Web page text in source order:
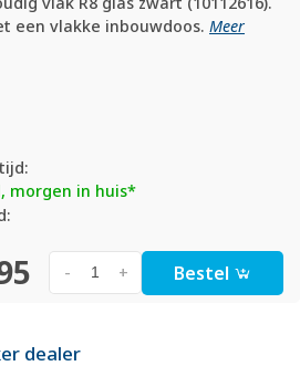
een vlakke inbouwdoos. Meer
morgen in huis*
+
- Bestel
dealer